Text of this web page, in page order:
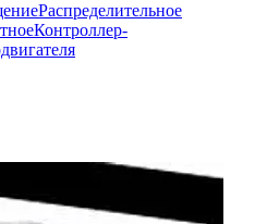
Распределительное
Контроллер-